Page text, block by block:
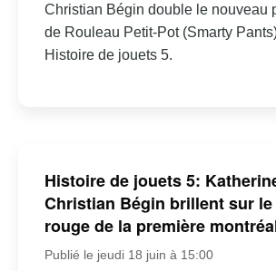
Christian Bégin double le nouveau
de Rouleau Petit-Pot (Smarty
Histoire de jouets 5.
Histoire de jouets 5:
Christian Bégin brillent sur
rouge de la première
Publié le jeudi 18 juin à 15:00